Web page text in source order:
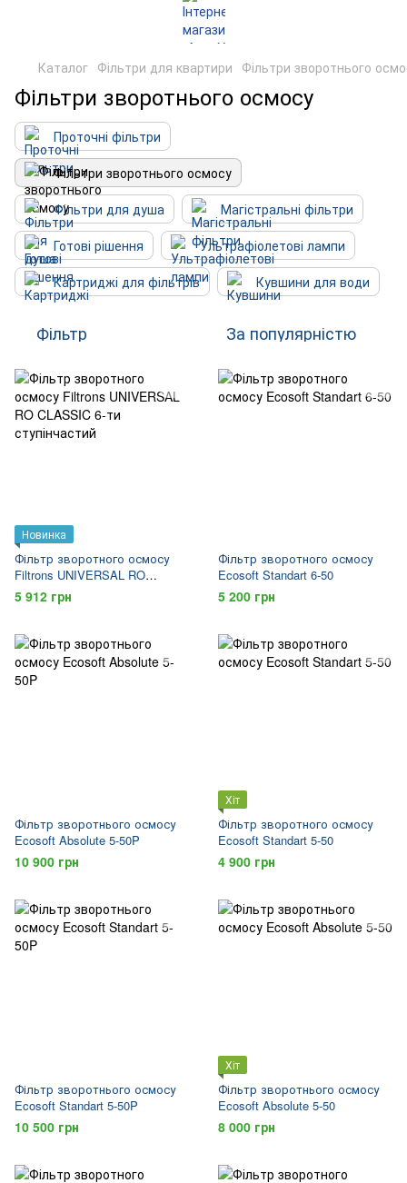
Каталог Фільтри для квартири Фільтри зворотнього
Фільтри зворотнього осмосу
Проточні фільтри
Фільтри зворотнього осмосу
Фільтри для душа
Магістральні фільтри
Готові рішення
Ультрафіолетові лампи
Картриджі для фільтрів
Кувшини для води
Фільтр За популярністю
Новинка
Фільтр зворотного осмосу
Filtrons UNIVERSAL RO
CLASSIC 6-ти ступінчастий
5 912 грн
Фільтр зворотного осмосу
Ecosoft Standart 6-50
5 200 грн
Фільтр зворотнього осмосу
Ecosoft Absolute 5-50P
10 900 грн
Хіт
Фільтр зворотного осмосу
Ecosoft Standart 5-50
4 900 грн
Фільтр зворотнього осмосу
Ecosoft Standart 5-50P
10 500 грн
Хіт
Фільтр зворотнього осмосу
Ecosoft Absolute 5-50
8 000 грн